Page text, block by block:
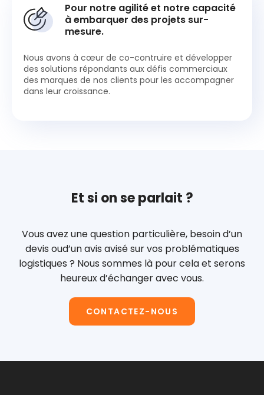
Pour notre agilité et notre capacité
à embarquer des projets sur-
mesure.
Nous avons à cœur de co-contruire et développer
des solutions répondants aux défis commerciaux
des marques de nos clients pour les accompagner
dans leur croissance.
Et si on se parlait ?
Vous avez une question particulière, besoin d’un
devis oud’un avis avisé sur vos problématiques
logistiques ? Nous sommes là pour cela et serons
heureux d’échanger avec vous.
CONTACTEZ-NOUS